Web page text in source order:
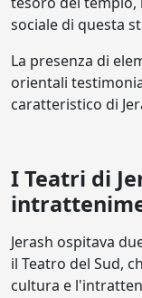
sociale di questa
La presenza di
orientali
caratteristico di
I Teatri di
Jerash ospitava
il Teatro del Sud,
cultura e